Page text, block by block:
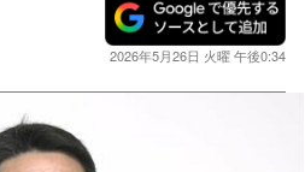
2026年5月26日 火曜 午後0:34